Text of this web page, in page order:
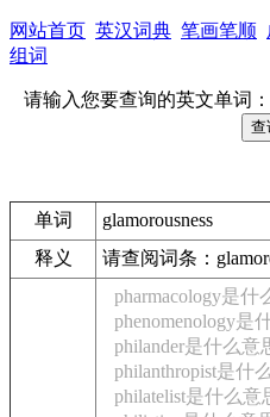
网站首页 英汉词典 笔画笔顺
组词
请输入您要查询的英文单词：
单词
glamorousness
释义
请查阅词条：
pharmacology是什
phenomenology是
philander是什么意
philanthropist是什
philatelist是什么意